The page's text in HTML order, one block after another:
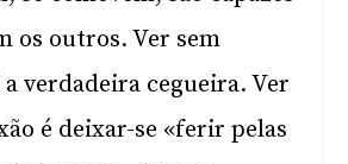
os outros. Ver sem
verdadeira cegueira. Ver
é deixar-se «ferir pelas